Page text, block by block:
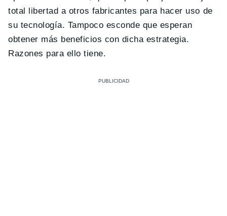
total libertad a otros fabricantes para hacer uso de
su tecnología. Tampoco esconde que esperan
obtener más beneficios con dicha estrategia.
Razones para ello tiene.